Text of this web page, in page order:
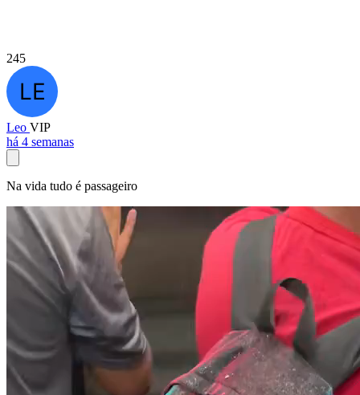
245
Leo VIP
há 4 semanas
Na vida tudo é passageiro